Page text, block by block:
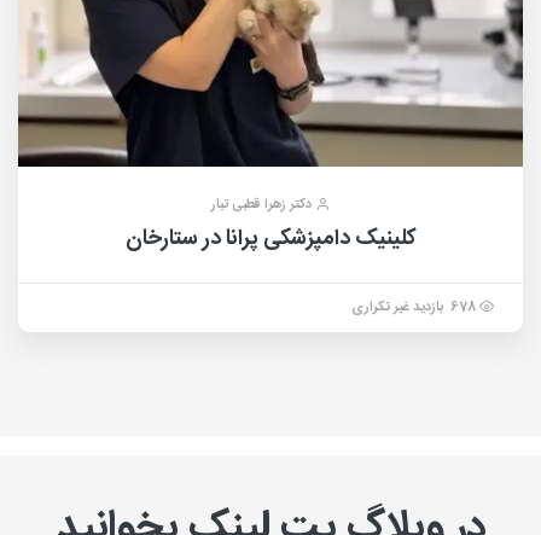
دکتر زهرا قطبی تبار
کلینیک دامپزشکی پرانا در ستارخان
678 بازدید غیر تکراری